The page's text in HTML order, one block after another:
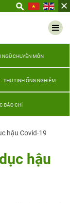
NGŨ CHUYÊN MÔN
THỤ TINH ỐNG NGHIỆM
BÁO CHÍ
hậu Covid-19
hậu